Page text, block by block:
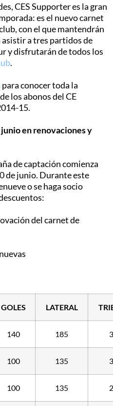
CES Supporter es la gran
es el nuevo carnet
con el que mantendrán
a tres partidos de
y disfrutarán de todos los
.
para conocer toda la
los abonos del CE
15.
en renovaciones y
de captación comienza
de junio. Durante este
o se haga socio
del carnet de
GOLES LATERAL
140 185
100 135
100 135